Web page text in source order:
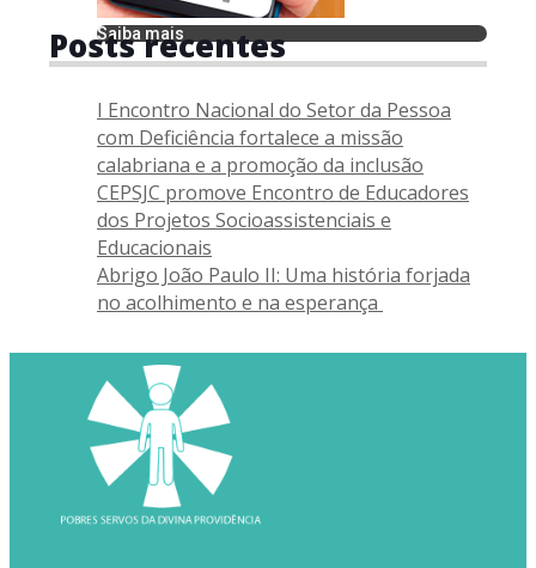
Saiba mais
Posts recentes
I Encontro Nacional do Setor da Pessoa
com Deficiência fortalece a missão
calabriana e a promoção da inclusão
CEPSJC promove Encontro de Educadores
dos Projetos Socioassistenciais e
Educacionais
Abrigo João Paulo II: Uma história forjada
no acolhimento e na esperança